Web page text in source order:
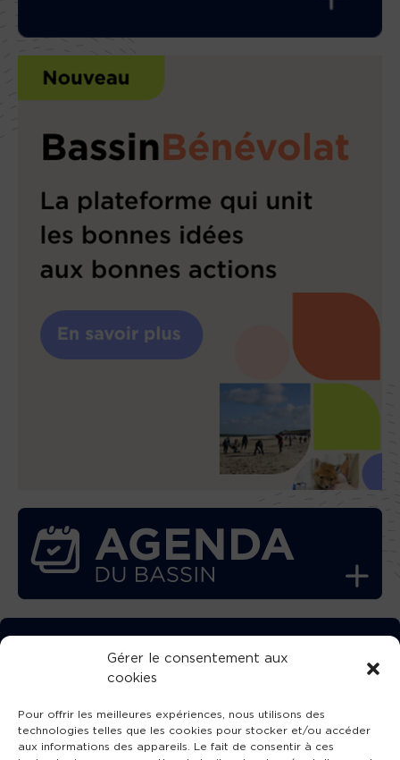
Gérer le consentement aux
cookies
Pour offrir les meilleures expériences, nous utilisons des
technologies telles que les cookies pour stocker et/ou accéder
aux informations des appareils. Le fait de consentir à ces
TÉLÉCHARGEZ GRATUITEMENT
L’APPLICATION TVBA !